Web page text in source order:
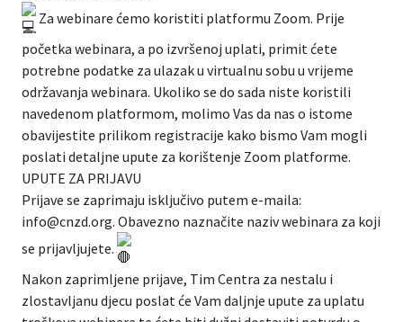
Za webinare ćemo koristiti platformu Zoom. Prije
početka webinara, a po izvršenoj uplati, primit ćete
potrebne podatke za ulazak u virtualnu sobu u vrijeme
održavanja webinara. Ukoliko se do sada niste koristili
navedenom platformom, molimo Vas da nas o istome
obavijestite prilikom registracije kako bismo Vam mogli
poslati detaljne upute za korištenje Zoom platforme.
UPUTE ZA PRIJAVU
Prijave se zaprimaju isključivo putem e-maila:
info@cnzd.org. Obavezno naznačite naziv webinara za koji
se prijavljujete.
Nakon zaprimljene prijave, Tim Centra za nestalu i
zlostavljanu djecu poslat će Vam daljnje upute za uplatu